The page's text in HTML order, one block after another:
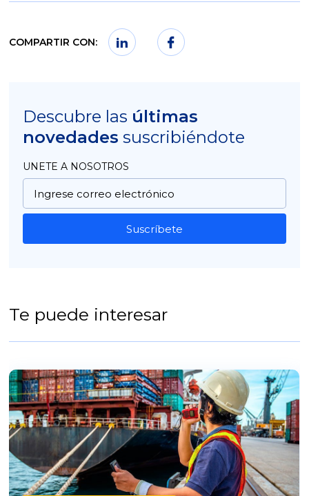
COMPARTIR CON:
Descubre las últimas
novedades suscribiéndote
UNETE A NOSOTROS
Suscríbete
Te puede interesar